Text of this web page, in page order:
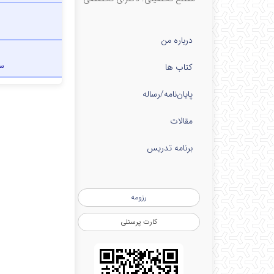
درباره من
کتاب ها
پایان‌نامه‌/رساله
مقالات
برنامه تدریس
رزومه
کارت پرسنلی